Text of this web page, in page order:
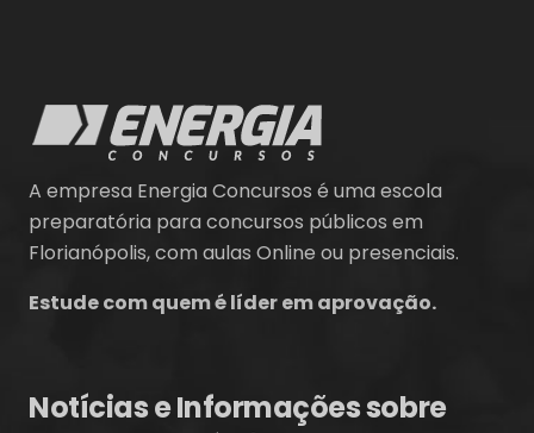
A empresa Energia Concursos é uma escola
preparatória para concursos públicos em
Florianópolis, com aulas Online ou presenciais.
Estude com quem é líder em aprovação.
Notícias e Informações sobre